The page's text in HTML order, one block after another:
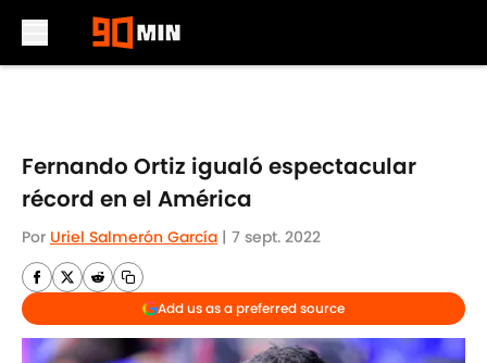
Fernando Ortiz igualó espectacular
récord en el América
Por Uriel Salmerón García | 7 sept. 2022
Add us as a preferred source